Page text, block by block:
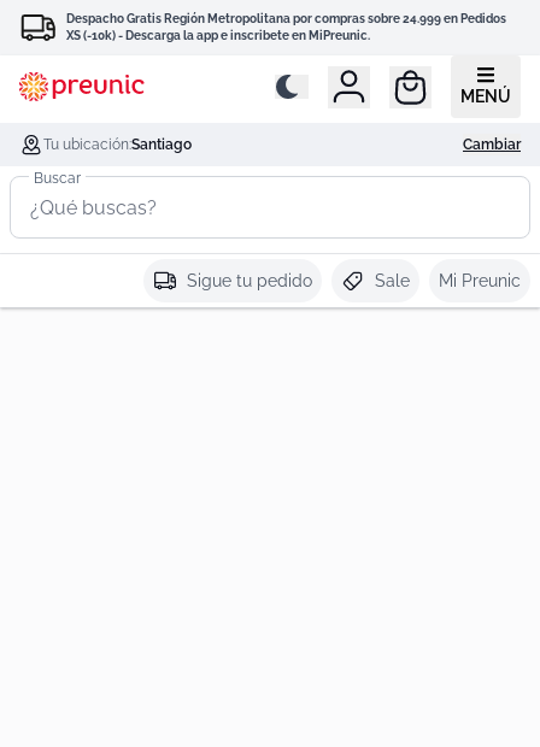
Despacho Gratis Región Metropolitana por compras sobre 24.999 en Pedidos
XS (-10k) - Descarga la app e inscribete en MiPreunic.
MENÚ
Tu ubicación:Santiago
Cambiar
Buscar
Sigue tu pedido Sale Mi Preunic